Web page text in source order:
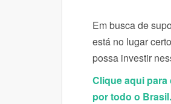
Em busca de
está no lugar
possa investir
Clique aqui
por todo o Brasil.